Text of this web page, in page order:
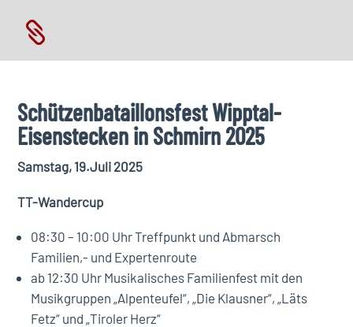

Schützenbataillonsfest Wipptal-
Eisenstecken in Schmirn 2025
Samstag, 19.Juli 2025
TT-Wandercup
08:30 – 10:00 Uhr Treffpunkt und Abmarsch
Familien,- und Expertenroute
ab 12:30 Uhr Musikalisches Familienfest mit den
Musikgruppen „Alpenteufel“, „Die Klausner“, „Läts
Fetz“ und „Tiroler Herz“